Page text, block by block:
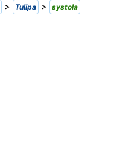
> Tulipa > systola